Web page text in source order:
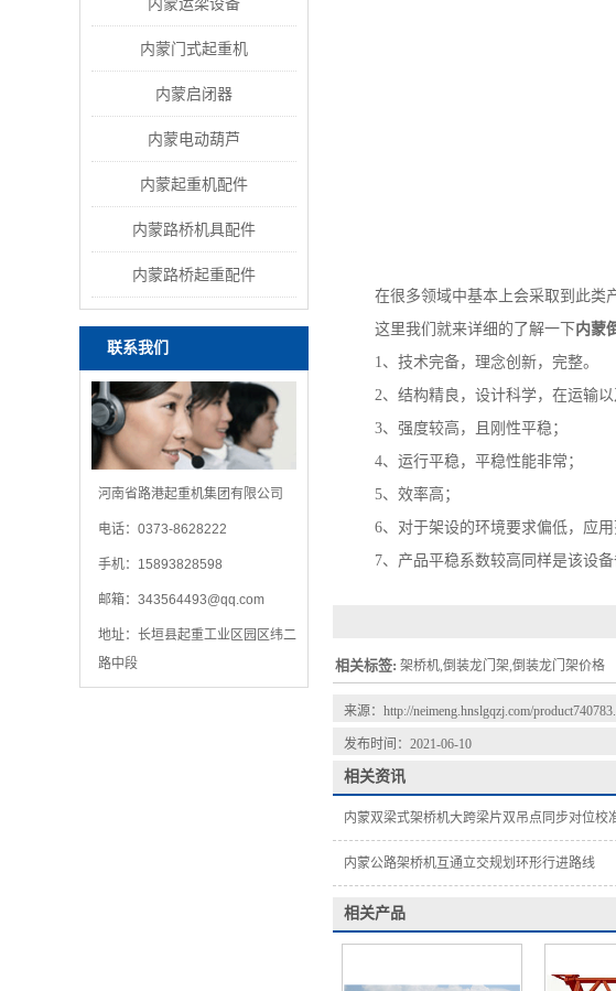
内蒙门式起重机
内蒙启闭器
内蒙电动葫芦
内蒙起重机配件
内蒙路桥机具配件
内蒙路桥起重配件
联系我们
河南省路港起重机集团有限公司
电话：0373-8628222
手机：15893828598
邮箱： 343564493@qq.com
地址：长垣县起重工业区园区纬二
路中段
在很多领域中基本上会采取到此类产
这里我们就来详细的了解一下内蒙
1、技术完备，理念创新，完整。
2、结构精良，设计科学，在运输以
3、强度较高，且刚性平稳；
4、运行平稳，平稳性能非常；
5、效率高；
6、对于架设的环境要求偏低，应用
7、产品平稳系数较高同样是该设备
相关标签: 架桥机,倒装龙门架,倒装龙门架价格
来源： http://neimeng.hnslgqzj.com/
发布时间：2021-06-10
相关资讯
内蒙双梁式架桥机大跨梁片双吊点同步对位校
内蒙公路架桥机互通立交规划环形行进路线
相关产品